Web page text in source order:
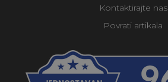
Kontaktirajte nas
Povrati artikala